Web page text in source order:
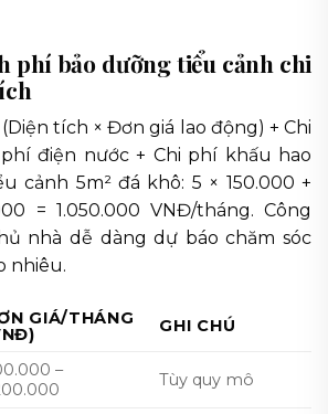
phí bảo dưỡng tiểu cảnh chi
tích × Đơn giá lao động) + Chi
điện nước + Chi phí khấu hao
cảnh 5m² đá khô: 5 × 150.000 +
= 1.050.000 VNĐ/tháng. Công
nhà dễ dàng dự báo chăm sóc
nhiêu.
GIÁ/THÁNG
GHI CHÚ
–
Tùy quy mô